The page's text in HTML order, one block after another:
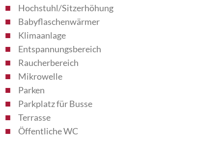
Hochstuhl/Sitzerhöhung
Babyflaschenwärmer
Klimaanlage
Entspannungsbereich
Raucherbereich
Mikrowelle
Parken
Parkplatz für Busse
Terrasse
Öffentliche WC